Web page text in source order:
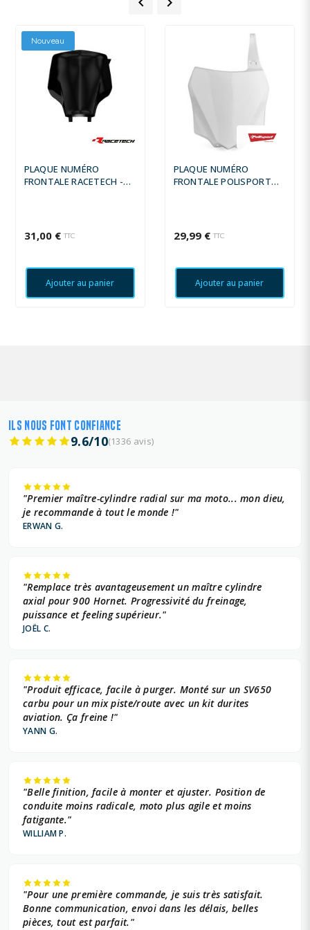
Nouveau
PLAQUE NUMÉRO
FRONTALE RACETECH -
31,00 € TTC
Ajouter au panier
PLAQUE NUMÉRO
FRONTALE POLISPORT
29,99 € TTC
Ajouter au panier
ILS NOUS FONT CONFIANCE
9.6/10(1336 avis)
"Premier maître-cylindre radial sur ma moto... mon dieu,
je recommande à tout le monde !"
ERWAN G.
"Remplace très avantageusement un maître cylindre
axial pour 900 Hornet. Progressivité du freinage,
puissance et feeling supérieur."
JOËL C.
"Produit efficace, facile à purger. Monté sur un SV650
carbu pour un mix piste/route avec un kit durites
aviation. Ça freine !"
YANN G.
"Belle finition, facile à monter et ajuster. Position de
conduite moins radicale, moto plus agile et moins
fatigante."
WILLIAM P.
"Pour une première commande, je suis très satisfait.
Bonne communication, envoi dans les délais, belles
pièces, tout est parfait."